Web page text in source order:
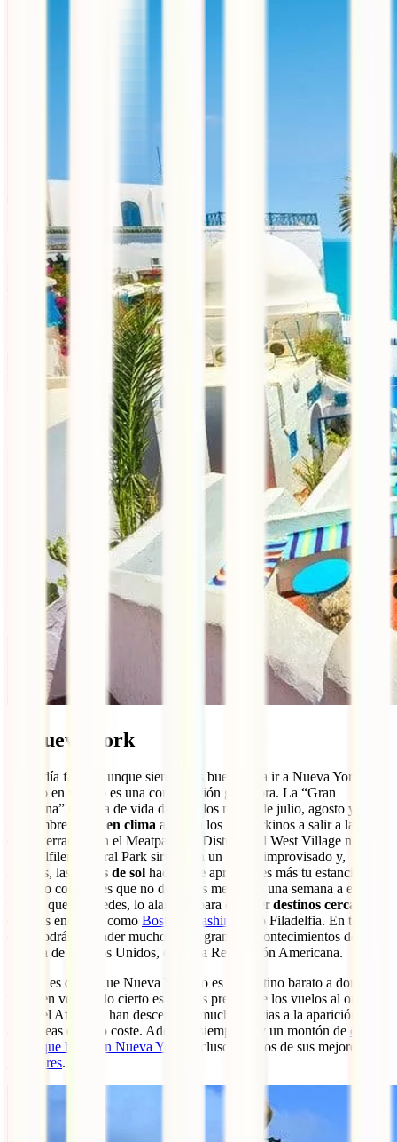
7. Nueva York
No podía faltar. Aunque siempre es buena idea ir a Nueva York,
hacerlo en verano es una combinación ganadora. La “Gran
Manzana” se llena de vida durante los meses de julio, agosto y
septiembre. El
buen clima anima a los neoyorkinos a salir a la calle,
en las terracitas en el Meatpacking District y el West Village no cabe
ni un alfiler, Central Park sirve para un pícnic improvisado y,
además, las
horas de sol hacen que aproveches más tu estancia.
Nuestro consejo es que no dediques menos de una semana a este
viaje y que, si puedes, lo alargues para conocerdestinos cercanos
que nos encantan como Boston Washington
o Filadelfia. En todas
ellas podrás aprender mucho sobre grandes acontecimientos de la
historia de Estados Unidos, como la Revolución Americana.
Si bien es cierto que Nueva York no es un destino barato a donde
viajar en verano, lo cierto es que los precios de los vuelos al otro
lado del Atlántico han descendido mucho gracias a la aparición de
aerolíneas de bajo coste. Además, siempre hay un montón de cosas
gratis que hacer en Nueva York
, incluso algunos de sus mejores
miradores.